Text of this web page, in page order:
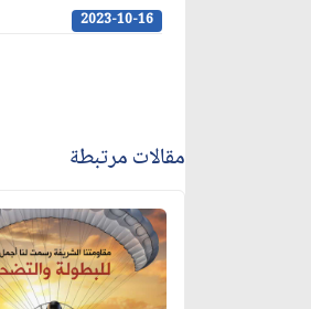
2023-10-16
مقالات مرتبطة